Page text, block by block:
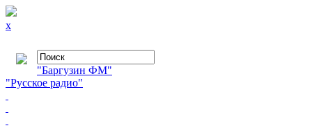
x
"Баргузин ФМ"
"Русское радио"